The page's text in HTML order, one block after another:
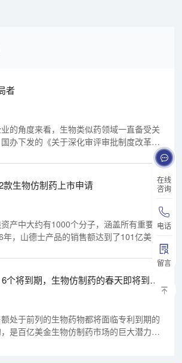
在线
咨询
电话
留言
者
的角度来看，生物类似药领域一直备受关
办下发的《关于深化审评审批制度改革鼓
新的意见》（以下简称“意见”）中提出，坚
品仿制生产、降低用药负担并重，支持生
价值的药械组合产品的仿制等。
款生物仿制药上市申请
产中大约有1000个分子，涵盖所有重要的
年，山德士产品的销售额达到了101亿美
好。根据IMS发布的一份报告，到2020
生物仿制药的扩大获取将使医疗系统节约高
个将到期，生物仿制药的春天即将到
处于前列的生物药物都将面临专利到期的
是百亿美金生物仿制药市场的巨大潜力将